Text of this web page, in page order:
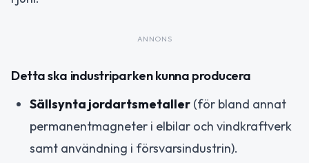
ANNONS
Detta ska industriparken kunna producera
Sällsynta jordartsmetaller (för bland annat
permanentmagneter i elbilar och vindkraftverk
samt användning i försvarsindustrin).